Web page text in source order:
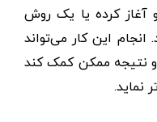
آغاز کرده یا یک روش
این کار می‌تواند
و نتیجه ممکن کمک کند
نماید.